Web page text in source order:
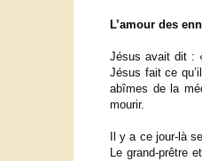
L’amour des
Jésus avait dit :
Jésus fait ce
abîmes de la
mourir.
Il y a ce jour-là
Le grand-prêtre